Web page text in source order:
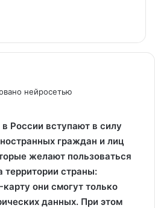
нейросетью
России вступают в силу
граждан и лиц
желают пользоваться
территории страны:
они смогут только
данных. При этом